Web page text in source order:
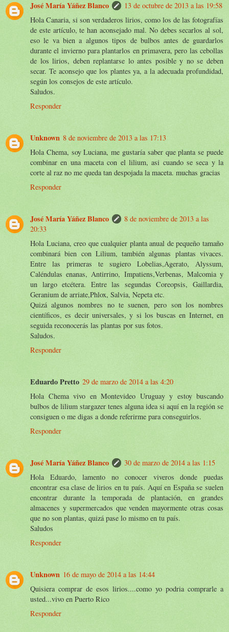
José María Yáñez Blanco
13 de octubre de 2013 a las 19:58
Hola Canaria, si son verdaderos lirios, como los de las fotografías
de este artículo, te han aconsejado mal. No debes secarlos al sol,
eso le va bien a algunos tipos de bulbos antes de guardarlos
durante el invierno para plantarlos en primavera, pero las cebollas
de los lirios, deben replantarse lo antes posible y no se deben
secar. Te aconsejo que los plantes ya, a la adecuada profundidad,
según los consejos de este artículo.
Saludos.
Responder
Unknown 8 de noviembre de 2013 a las 17:13
Hola Chema, soy Luciana, me gustaría saber que planta se puede
combinar en una maceta con el lilium, asi cuando se seca y la
corte al raz no me queda tan despojada la maceta. muchas gracias
Responder
José María Yáñez Blanco
8 de noviembre de 2013 a las
20:33
Hola Luciana, creo que cualquier planta anual de pequeño tamaño
combinará bien con Lilium, también algunas plantas vivaces.
Entre las primeras te sugiero Lobelias,Agerato, Alyssum,
Caléndulas enanas, Antirrino, Impatiens,Verbenas, Malcomia y
un largo etcétera. Entre las segundas Coreopsis, Gaillardia,
Geranium de arriate,Phlox, Salvia, Nepeta etc.
Quizá algunos nombres no te suenen, pero son los nombres
científicos, es decir universales, y si los buscas en Internet, en
seguida reconocerás las plantas por sus fotos.
Saludos.
Responder
Eduardo Pretto 29 de marzo de 2014 a las 4:20
Hola Chema vivo en Montevideo Uruguay y estoy buscando
bulbos de lilium stargazer tenes alguna idea si aquí en la región se
consiguen o me digas a donde referirme para conseguirlos.
Responder
José María Yáñez Blanco
30 de marzo de 2014 a las 1:15
Hola Eduardo, lamento no conocer viveros donde puedas
encontrar esa clase de lirios en tu país. Aquí en España se suelen
encontrar durante la temporada de plantación, en grandes
almacenes y supermercados que venden mayormente otras cosas
que no son plantas, quizá pase lo mismo en tu país.
Saludos
Responder
Unknown 16 de mayo de 2014 a las 14:44
Quisiera comprar de esos lirios....como yo podria comprarle a
usted...vivo en Puerto Rico
Responder